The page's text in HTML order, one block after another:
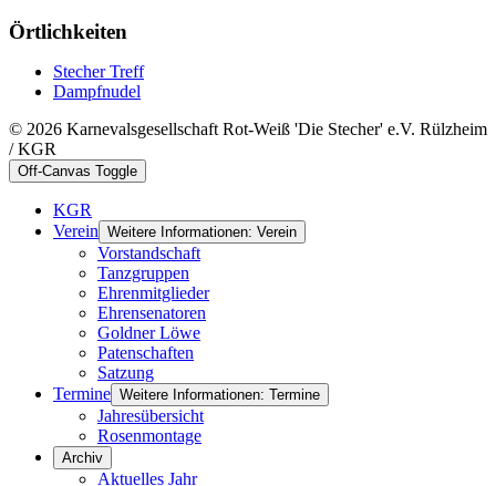
Örtlichkeiten
Stecher Treff
Dampfnudel
© 2026 Karnevalsgesellschaft Rot-Weiß 'Die Stecher' e.V. Rülzheim
/ KGR
Off-Canvas Toggle
KGR
Verein Weitere Informationen: Verein
Vorstandschaft
Tanzgruppen
Ehrenmitglieder
Ehrensenatoren
Goldner Löwe
Patenschaften
Satzung
Termine Weitere Informationen: Termine
Jahresübersicht
Rosenmontage
Archiv
Aktuelles Jahr